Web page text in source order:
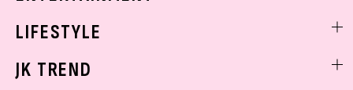
ボディケア
学校ヘアメイク
K-POP
LIFESTYLE
JK TREND